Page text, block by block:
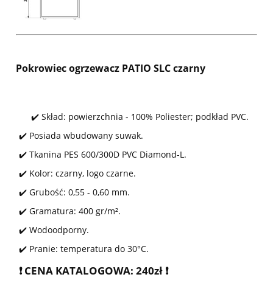
Pokrowiec ogrzewacz PATIO SLC czarny
✔️ Skład: powierzchnia - 100% Poliester; podkład PVC.
✔️ Posiada wbudowany suwak.
✔️ Tkanina PES 600/300D PVC Diamond-L.
✔️ Kolor: czarny, logo czarne.
✔️ Grubość: 0,55 - 0,60 mm.
✔️ Gramatura: 400 gr/m².
✔️ Wodoodporny.
✔️ Pranie: temperatura do 30°C.
❗️ CENA KATALOGOWA: 240zł ❗️